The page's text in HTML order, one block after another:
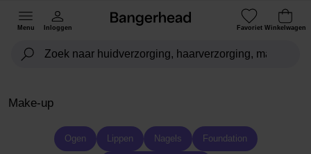
Menu Inloggen Favoriet Winkelwagen
Make-up
Ogen Lippen Nagels Foundation